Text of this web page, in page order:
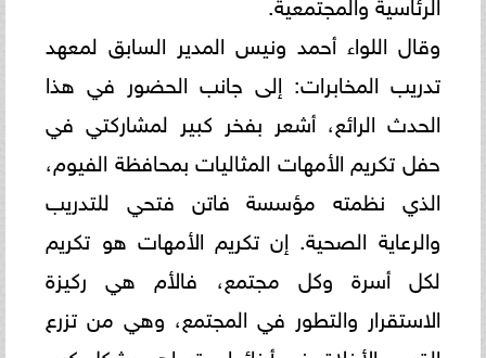
وقال اللواء أحمد ونيس المدير السابق لمعهد
تدريب المخابرات: إلى جانب الحضور في هذا
الحدث الرائع، أشعر بفخر كبير لمشاركتي في
حفل تكريم الأمهات المثاليات بمحافظة الفيوم،
الذي نظمته مؤسسة فاتن فتحي للتدريب
والرعاية الصحية. إن تكريم الأمهات هو تكريم
لكل أسرة وكل مجتمع، فالأم هي ركيزة
الاستقرار والتطور في المجتمع، وهي من تزرع